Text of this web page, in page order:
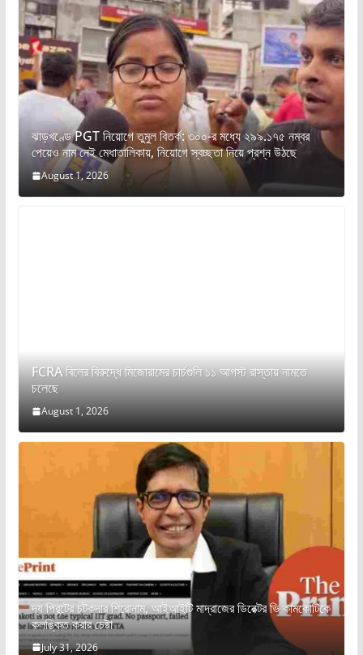
ঝাড়খণ্ডে PGT নিয়োগে তুমুল বিতর্ক: ৩০০-র মধ্যে ২৯৯.১৭৫ নম্বর
পেয়েও নাম নেই মেধাতালিকায়, নিয়োগে স্বচ্ছতা নিয়ে প্রশ্ন উঠছে
August 1, 2026
FCRA বিলের বিরুদ্ধে মিজোরামের চার্চগুলি ১১ আগস্ট রাস্তায় নামতে
চলেছে
August 1, 2026
দ্য প্রিন্টের চটকদার শিরোনাম, আইআইটি মাদ্রাজের ডিরেক্টর ভি কামকোটিকে
কলঙ্কিত করার চেষ্টা
July 31, 2026